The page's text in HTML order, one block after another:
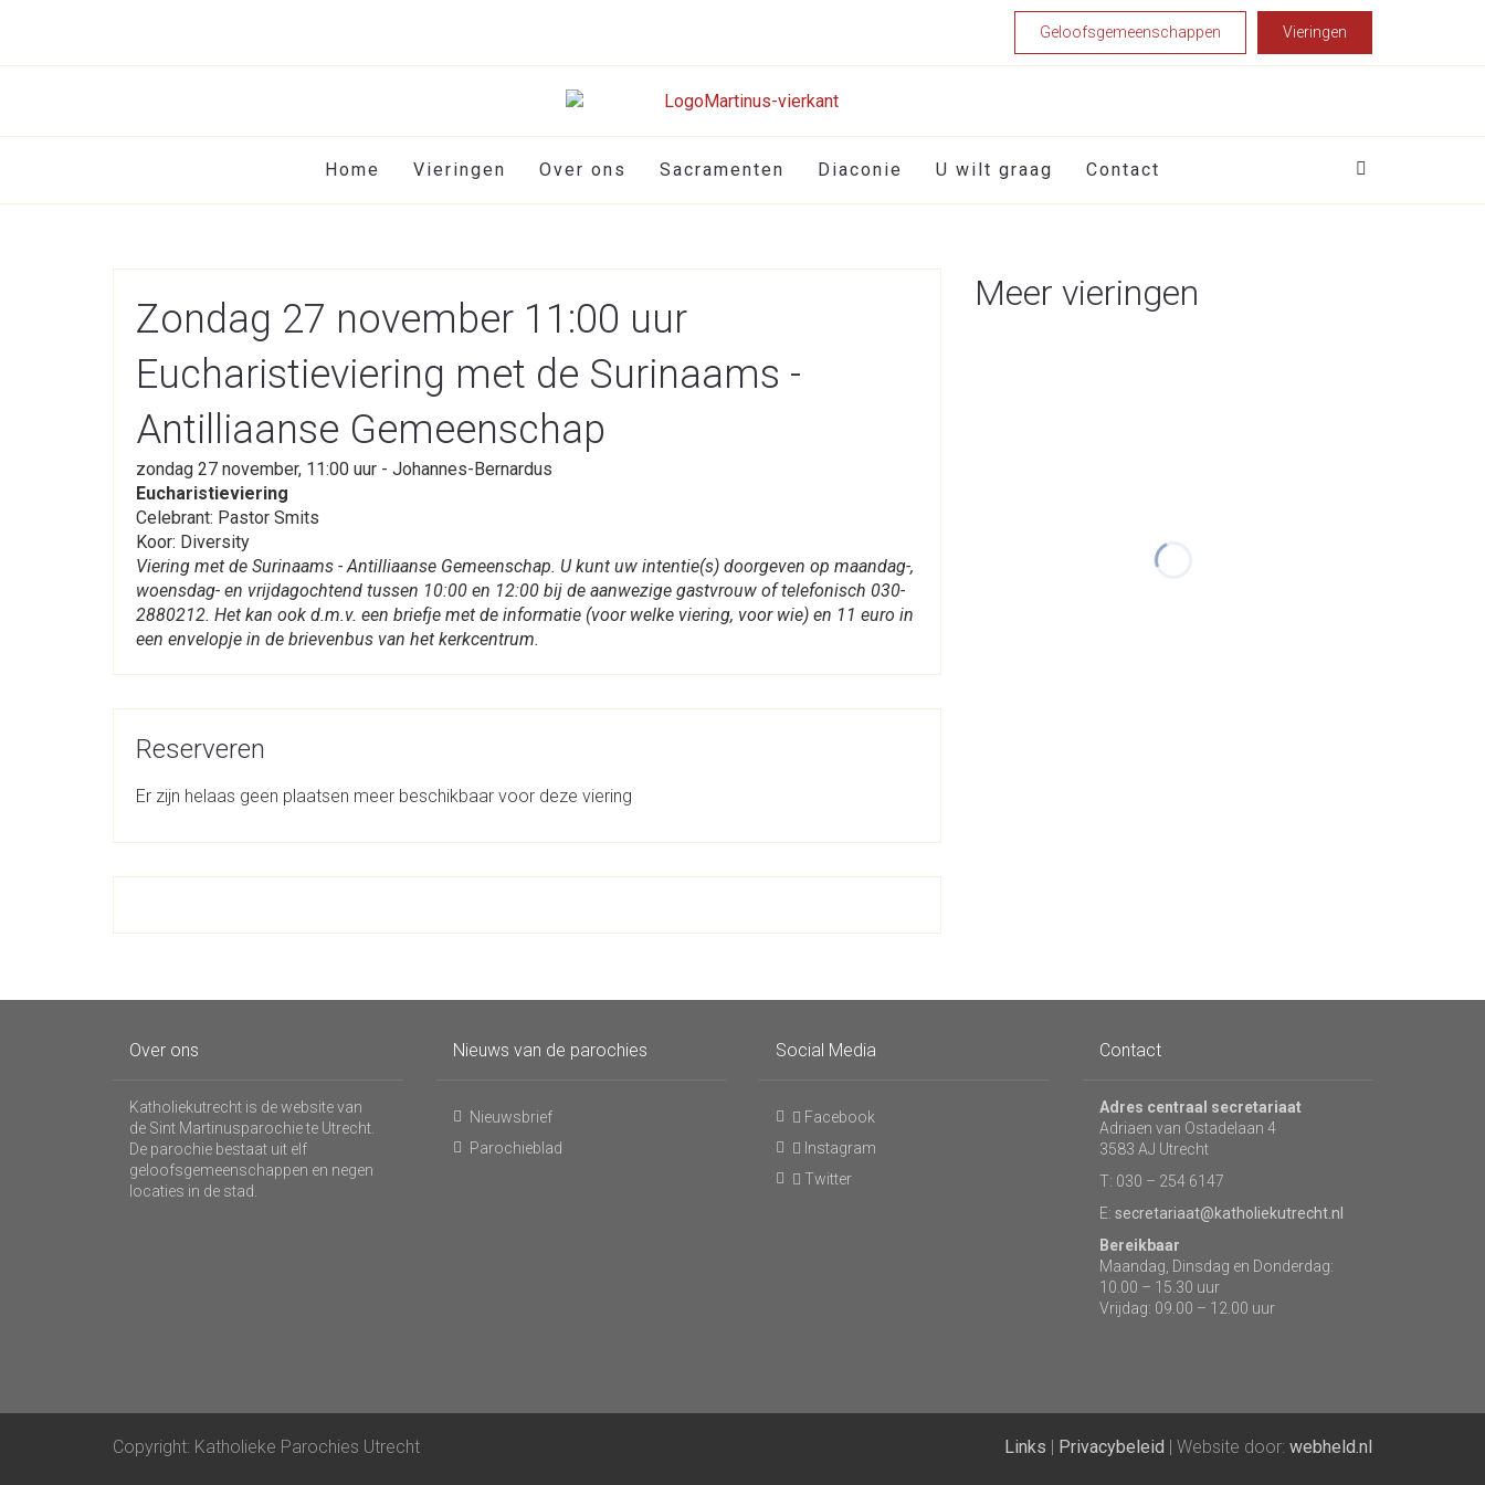
Geloofsgemeenschappen Vieringen
Home Vieringen Over ons Sacramenten Diaconie U wilt graag Contact
Zondag 27 november 11:00 uur
Eucharistieviering met de Surinaams -
Antilliaanse Gemeenschap
zondag 27 november, 11:00 uur - Johannes-Bernardus
Eucharistieviering
Celebrant: Pastor Smits
Koor: Diversity
Viering met de Surinaams - Antilliaanse Gemeenschap. U kunt uw intentie(s) doorgeven op maandag-,
woensdag- en vrijdagochtend tussen 10:00 en 12:00 bij de aanwezige gastvrouw of telefonisch 030-
2880212. Het kan ook d.m.v. een briefje met de informatie (voor welke viering, voor wie) en 11 euro in
een envelopje in de brievenbus van het kerkcentrum.
Reserveren
Er zijn helaas geen plaatsen meer beschikbaar voor deze viering
Meer vieringen
Over ons
Katholiekutrecht is de website van
de Sint Martinusparochie te Utrecht.
De parochie bestaat uit elf
geloofsgemeenschappen en negen
locaties in de stad.
Nieuws van de parochies
Nieuwsbrief
Parochieblad
Social Media
Facebook
Instagram
Twitter
Contact
Adres centraal secretariaat
Adriaen van Ostadelaan 4
3583 AJ Utrecht
T: 030 – 254 6147
E: secretariaat@katholiekutrecht.nl
Bereikbaar
Maandag, Dinsdag en Donderdag:
10.00 – 15.30 uur
Vrijdag: 09.00 – 12.00 uur
Copyright: Katholieke Parochies Utrecht Links | Privacybeleid | Website door: webheld.nl